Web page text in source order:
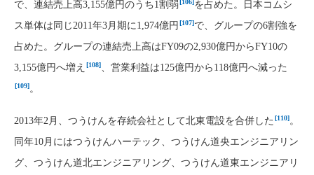
で、連結売上高3,155億円のうち1割弱[106]を占めた。日本コムシ
ス単体は同じ2011年3月期に1,974億円 [107]で、グループの6割強を
占めた。グループの連結売上高はFY09の2,930億円からFY10の
3,155億円へ増え [108]、営業利益は125億円から118億円へ減った
[109]。
2013年2月、つうけんを存続会社として北東電設を合併した [110]。
同年10月にはつうけんハーテック、つうけん道央エンジニアリン
グ、つうけん道北エンジニアリング、つうけん道東エンジニアリ